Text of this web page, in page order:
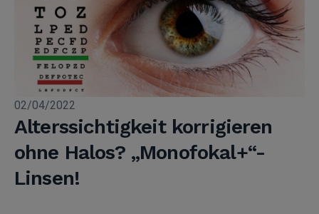
02/04/2022
Alterssichtigkeit korrigieren
ohne Halos? „Monofokal+“-
Linsen!